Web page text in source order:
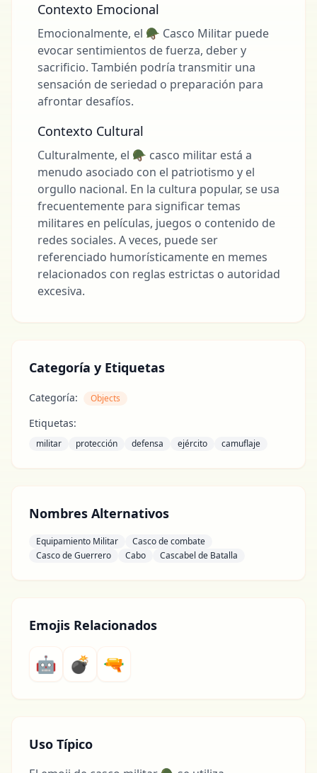
Contexto Emocional
Emocionalmente, el 🪖 Casco Militar puede
evocar sentimientos de fuerza, deber y
sacrificio. También podría transmitir una
sensación de seriedad o preparación para
afrontar desafíos.
Contexto Cultural
Culturalmente, el 🪖 casco militar está a
menudo asociado con el patriotismo y el
orgullo nacional. En la cultura popular, se usa
frecuentemente para significar temas
militares en películas, juegos o contenido de
redes sociales. A veces, puede ser
referenciado humorísticamente en memes
relacionados con reglas estrictas o autoridad
excesiva.
Categoría y Etiquetas
Categoría: Objects
Etiquetas:
militar protección defensa ejército camuflaje
Nombres Alternativos
Equipamiento Militar
Casco de combate
Casco de Guerrero
Cabo Cascabel de Batalla
Emojis Relacionados
🤖 💣 🔫
Uso Típico